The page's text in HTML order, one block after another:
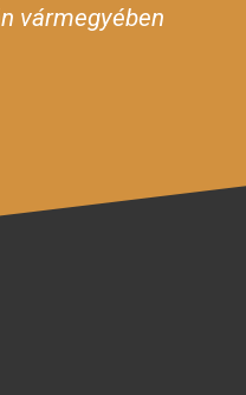
vármegyében